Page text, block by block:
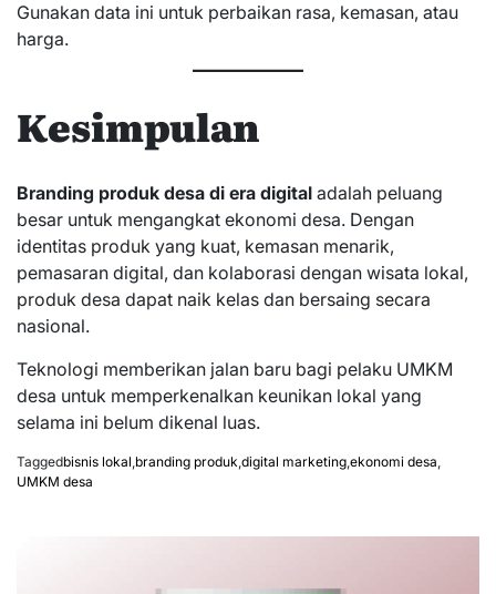
Gunakan data ini untuk perbaikan rasa, kemasan, atau
harga.
Kesimpulan
Branding produk desa di era digital adalah peluang
besar untuk mengangkat ekonomi desa. Dengan
identitas produk yang kuat, kemasan menarik,
pemasaran digital, dan kolaborasi dengan wisata lokal,
produk desa dapat naik kelas dan bersaing secara
nasional.
Teknologi memberikan jalan baru bagi pelaku UMKM
desa untuk memperkenalkan keunikan lokal yang
selama ini belum dikenal luas.
Taggedbisnis lokal branding produk digital marketing ekonomi desa
UMKM desa